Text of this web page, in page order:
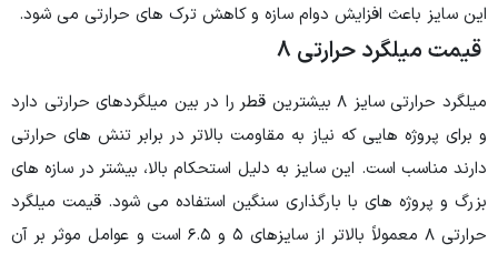
این سایز باعث افزایش دوام سازه و کاهش ترک های حرارتی می شود.
قیمت میلگرد حرارتی ۸
میلگرد حرارتی سایز ۸ بیشترین قطر را در بین میلگردهای حرارتی دارد
و برای پروژه هایی که نیاز به مقاومت بالاتر در برابر تنش های حرارتی
دارند مناسب است. این سایز به دلیل استحکام بالا، بیشتر در سازه های
بزرگ و پروژه های با بارگذاری سنگین استفاده می شود. قیمت میلگرد
حرارتی ۸ معمولاً بالاتر از سایزهای ۵ و ۶.۵ است و عوامل موثر بر آن